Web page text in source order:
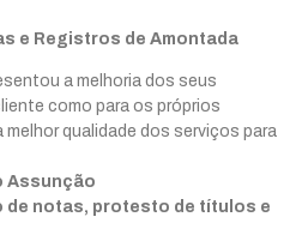
e Registros de Amontada
a melhoria dos seus
como para os próprios
melhor qualidade dos serviços para
Assunção
de notas, protesto de títulos e